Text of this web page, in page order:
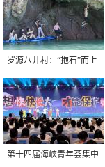
罗源八井村：“抱石”而上
第十四届海峡青年荟集中